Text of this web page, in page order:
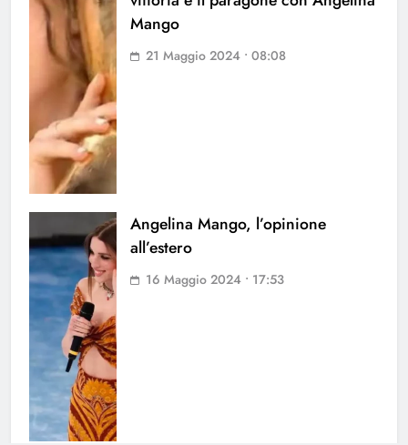
Mango
21 Maggio 2024 • 08:08
Angelina Mango, l’opinione
all’estero
16 Maggio 2024 • 17:53